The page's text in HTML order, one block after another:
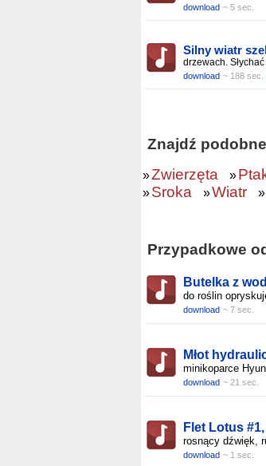
download ~ 5 sec.
Silny wiatr
drzewach.
download ~ 188 sec.
Znajdź
»Zwierzęta »
»Sroka »Wiatr »
Przypadkowe
Butelka z
do roślin
download ~ 7 sec.
Młot
minikoparce
download ~ 21 sec.
Flet Lotus
rosnący dźwięk,
download ~ 1 sec.